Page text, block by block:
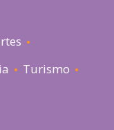
Turismo